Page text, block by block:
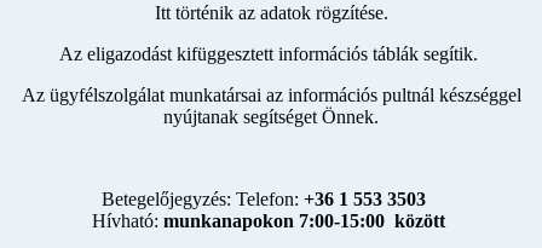
Itt történik az adatok rögzítése.
Az eligazodást kifüggesztett információs táblák segítik.
Az ügyfélszolgálat munkatársai az információs pultnál készséggel
nyújtanak segítséget Önnek.
Betegelőjegyzés: Telefon: +36 1 553 3503
Hívható: munkanapokon 7:00-15:00 között